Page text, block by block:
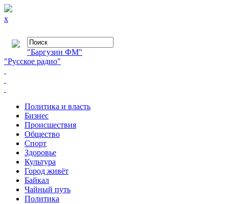
x
"Баргузин ФМ"
"Русское радио"
Политика и власть
Бизнес
Происшествия
Общество
Cпорт
Здоровье
Культура
Город живёт
Байкал
Чайный путь
Политика